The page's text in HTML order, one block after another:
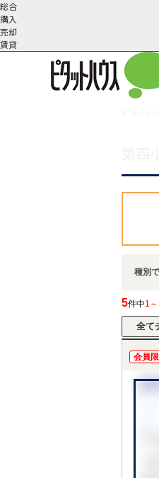
総合
購入
売却
賃貸
種別
5件中1
会員